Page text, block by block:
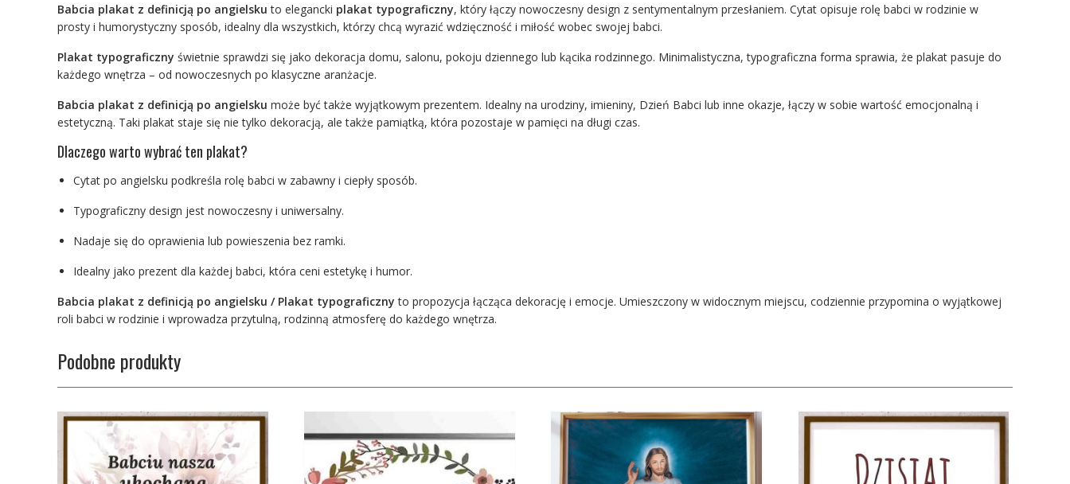
Babcia plakat z definicją po angielsku to elegancki plakat typograficzny, który łączy nowoczesny design z sentymentalnym przesłaniem. Cytat opisuje rolę babci w rodzinie w
prosty i humorystyczny sposób, idealny dla wszystkich, którzy chcą wyrazić wdzięczność i miłość wobec swojej babci.
Plakat typograficzny świetnie sprawdzi się jako dekoracja domu, salonu, pokoju dziennego lub kącika rodzinnego. Minimalistyczna, typograficzna forma sprawia, że plakat pasuje do
każdego wnętrza – od nowoczesnych po klasyczne aranżacje.
Babcia plakat z definicją po angielsku może być także wyjątkowym prezentem. Idealny na urodziny, imieniny, Dzień Babci lub inne okazje, łączy w sobie wartość emocjonalną i
estetyczną. Taki plakat staje się nie tylko dekoracją, ale także pamiątką, która pozostaje w pamięci na długi czas.
Dlaczego warto wybrać ten plakat?
Cytat po angielsku podkreśla rolę babci w zabawny i ciepły sposób.
Typograficzny design jest nowoczesny i uniwersalny.
Nadaje się do oprawienia lub powieszenia bez ramki.
Idealny jako prezent dla każdej babci, która ceni estetykę i humor.
Babcia plakat z definicją po angielsku / Plakat typograficzny to propozycja łącząca dekorację i emocje. Umieszczony w widocznym miejscu, codziennie przypomina o wyjątkowej
roli babci w rodzinie i wprowadza przytulną, rodzinną atmosferę do każdego wnętrza.
Podobne produkty